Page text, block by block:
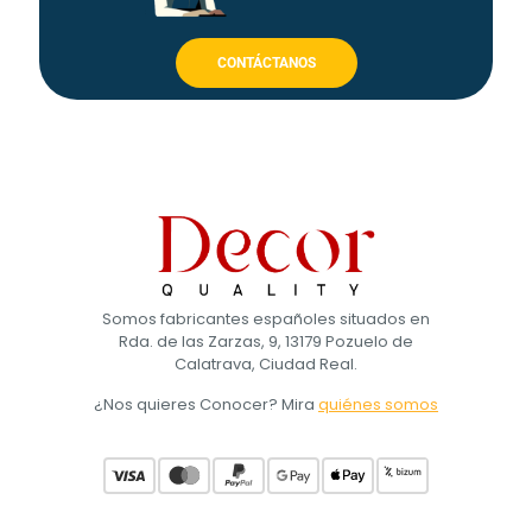
CONTÁCTANOS
Somos fabricantes españoles situados en
Rda. de las Zarzas, 9, 13179 Pozuelo de
Calatrava, Ciudad Real.
¿Nos quieres Conocer? Mira quiénes somos